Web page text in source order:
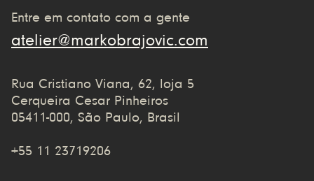
Entre em contato com a gente
atelier@markobrajovic.com
Rua Cristiano Viana, 62, loja 5
Cerqueira Cesar Pinheiros
05411-000, São Paulo, Brasil
+55 11 23719206